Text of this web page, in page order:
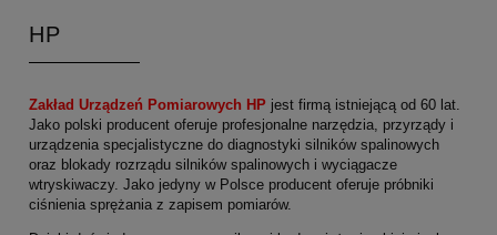
HP
Zakład Urządzeń Pomiarowych HP jest firmą istniejącą od 60 lat.
Jako polski producent oferuje profesjonalne narzędzia, przyrządy i
urządzenia specjalistyczne do diagnostyki silników spalinowych
oraz blokady rozrządu silników spalinowych i wyciągacze
wtryskiwaczy. Jako jedyny w Polsce producent oferuje próbniki
ciśnienia sprężania z zapisem pomiarów.